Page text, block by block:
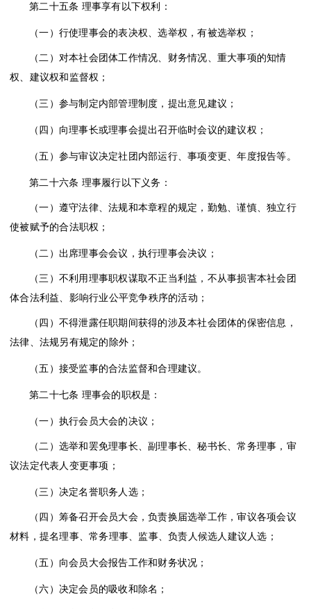
第二十五条 理事享有以下权利：
（一）行使理事会的表决权、选举权，有被选举权；
（二）对本社会团体工作情况、财务情况、重大事项的知情
权、建议权和监督权；
（三）参与制定内部管理制度，提出意见建议；
（四）向理事长或理事会提出召开临时会议的建议权；
（五）参与审议决定社团内部运行、事项变更、年度报告等。
第二十六条 理事履行以下义务：
（一）遵守法律、法规和本章程的规定，勤勉、谨慎、独立行
使被赋予的合法职权；
（二）出席理事会会议，执行理事会决议；
（三）不利用理事职权谋取不正当利益，不从事损害本社会团
体合法利益、影响行业公平竞争秩序的活动；
（四）不得泄露任职期间获得的涉及本社会团体的保密信息，
法律、法规另有规定的除外；
（五）接受监事的合法监督和合理建议。
第二十七条 理事会的职权是：
（一）执行会员大会的决议；
（二）选举和罢免理事长、副理事长、秘书长、常务理事，审
议法定代表人变更事项；
（三）决定名誉职务人选；
（四）筹备召开会员大会，负责换届选举工作，审议各项会议
材料，提名理事、常务理事、监事、负责人候选人建议人选；
（五）向会员大会报告工作和财务状况；
（六）决定会员的吸收和除名；